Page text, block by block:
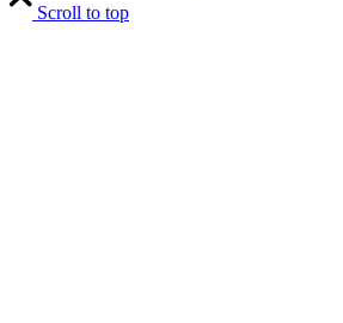
Scroll to top